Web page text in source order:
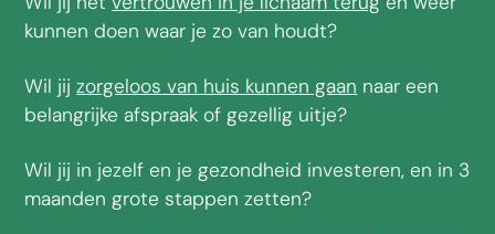
kunnen doen waar je zo van houdt?
Wil jijzorgeloos van huis kunnen gaan naar een
belangrijke afspraak of gezellig uitje?
Wil jij in jezelf en je gezondheid investeren, en in 3
maanden grote stappen zetten?